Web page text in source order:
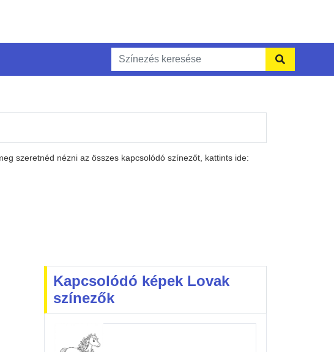
szeretnéd nézni az összes kapcsolódó színezőt, kattints ide:
Kapcsolódó képek Lovak
színezők